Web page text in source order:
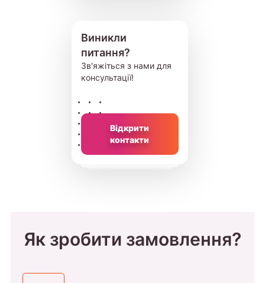
Виникли
питання?
Зв'яжіться з нами для
консультації!
Відкрити
контакти
Як зробити замовлення?